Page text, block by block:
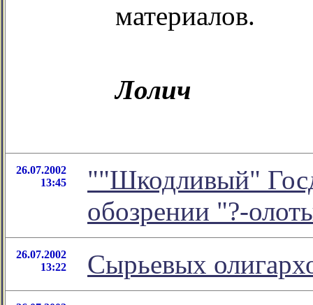
материалов.
Лолич
26.07.2002
13:45
""Шкодливый"
обозрении "?-
26.07.2002
13:22
Cырьевых